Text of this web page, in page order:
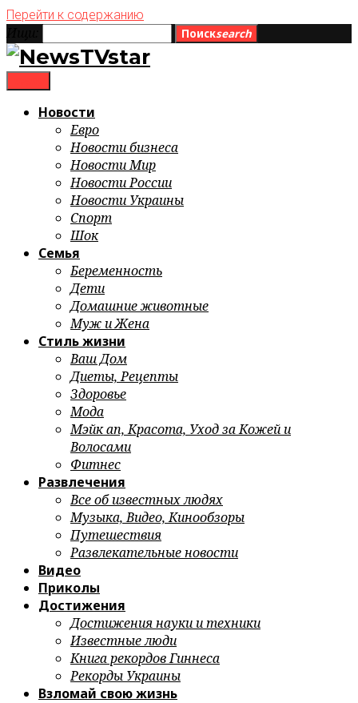
Перейти к содержанию
Поискsearch
Новости
Евро
Новости бизнеса
Новости Мир
Новости России
Новости Украины
Спорт
Шок
Семья
Беременность
Дети
Домашние животные
Муж и Жена
Стиль жизни
Ваш Дом
Диеты, Рецепты
Здоровье
Мода
Мэйк ап, Красота, Уход за Кожей и
Волосами
Фитнес
Развлечения
Все об известных людях
Музыка, Видео, Кинообзоры
Путешествия
Развлекательные новости
Видео
Приколы
Достижения
Достижения науки и техники
Известные люди
Книга рекордов Гиннеса
Рекорды Украины
Взломай свою жизнь